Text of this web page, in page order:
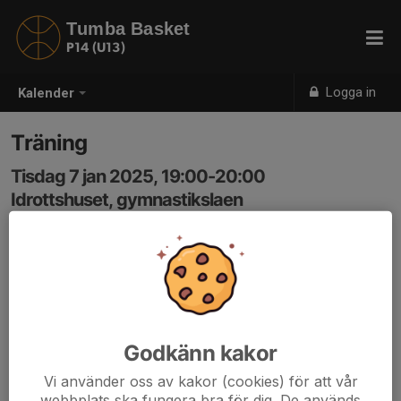
Kalender Logga in
Tumba Basket
P14 (U13)
Träning
Tisdag 7 jan 2025, 19:00-20:00
Idrottshuset, gymnastikslaen
Samling: 18:55, korridoren
Godkänn kakor
Vi använder oss av kakor (cookies) för att vår